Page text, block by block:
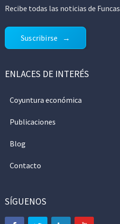
Recibe todas las noticias de Funcas
Suscribirse
ENLACES DE INTERÉS
Coyuntura económica
Publicaciones
Blog
Contacto
SÍGUENOS